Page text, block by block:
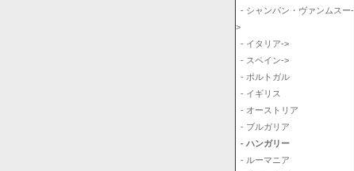
- シャンパン・ヴァンムスー-
>
- イタリア->
- スペイン->
- ポルトガル
- イギリス
- オーストリア
- ブルガリア
- ハンガリー
- ルーマニア